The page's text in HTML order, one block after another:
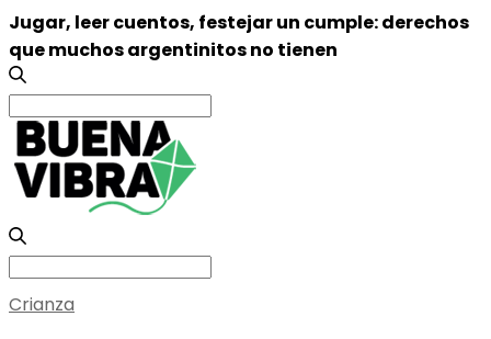
Jugar, leer cuentos, festejar un cumple: derechos
que muchos argentinitos no tienen
Search
for:
Search
for:
Crianza